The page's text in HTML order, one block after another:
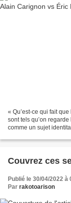
« Qu’est-ce qui fait
sont tels qu’on
comme un sujet
Couvrez ces
Publié le 30/04/2022 à
Par rakotoarison